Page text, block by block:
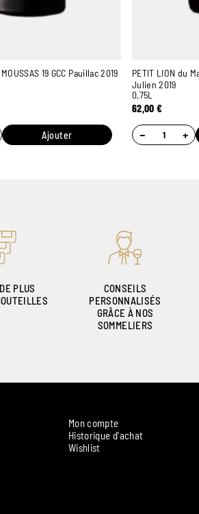
19 GCC Pauillac 2019
Ajouter
PETIT LION du
Julien 2019
0,75L
62,00€
− +
PLUS
CONSEILS
PERSONNALISÉS
GRÂCE À NOS
SOMMELIERS
Mon compte
Historique d'achat
Wishlist